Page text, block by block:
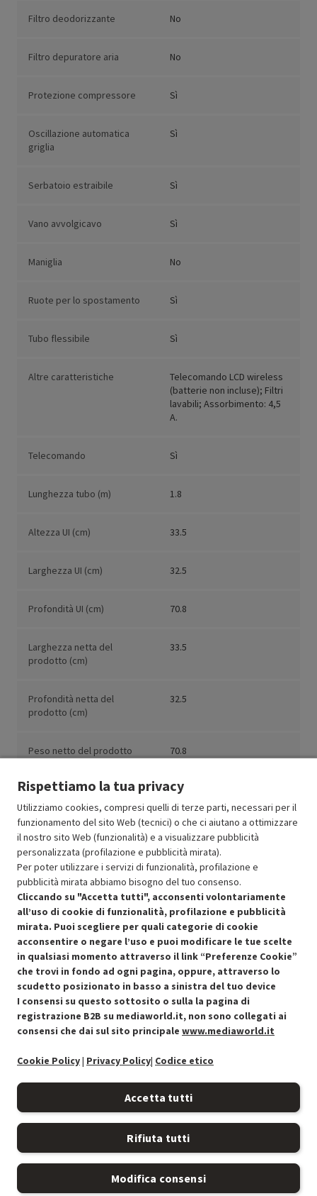
Filtro deodorizzante No
Filtro depuratore aria No
Protezione compressore Sì
Oscillazione automatica
griglia
Sì
Serbatoio estraibile Sì
Vano avvolgicavo Sì
Maniglia No
Ruote per lo spostamento Sì
Tubo flessibile Sì
Altre caratteristiche
Telecomando LCD wireless
(batterie non incluse); Filtri
lavabili; Assorbimento: 4,5
A.
Telecomando Sì
Lunghezza tubo (m) 1.8
Altezza UI (cm) 33.5
Larghezza UI (cm) 32.5
Profondità UI (cm) 70.8
Larghezza netta del
prodotto (cm)
33.5
Profondità netta del
prodotto (cm)
32.5
Peso netto del prodotto
70.8
Resi e garanzie
Stato prodotti
Condizioni generali di vendita Recedere dal contratto qui
Rispettiamo la tua privacy
Utilizziamo cookies, compresi quelli di terze parti, necessari per il
funzionamento del sito Web (tecnici) o che ci aiutano a ottimizzare
il nostro sito Web (funzionalità) e a visualizzare pubblicità
personalizzata (profilazione e pubblicità mirata).
Per poter utilizzare i servizi di funzionalità, profilazione e
pubblicità mirata abbiamo bisogno del tuo consenso.
Cliccando su "Accetta tutti", acconsenti volontariamente
all’uso di cookie di funzionalità, profilazione e pubblicità
mirata. Puoi scegliere per quali categorie di cookie
acconsentire o negare l’uso e puoi modificare le tue scelte
in qualsiasi momento attraverso il link “Preferenze Cookie”
che trovi in fondo ad ogni pagina, oppure, attraverso lo
scudetto posizionato in basso a sinistra del tuo device
I consensi su questo sottosito o sulla la pagina di
registrazione B2B su mediaworld.it, non sono collegati ai
consensi che dai sul sito principale www.mediaworld.it
Cookie Policy| Privacy Policy| Codice etico
Accetta tutti
Rifiuta tutti
Modifica consensi